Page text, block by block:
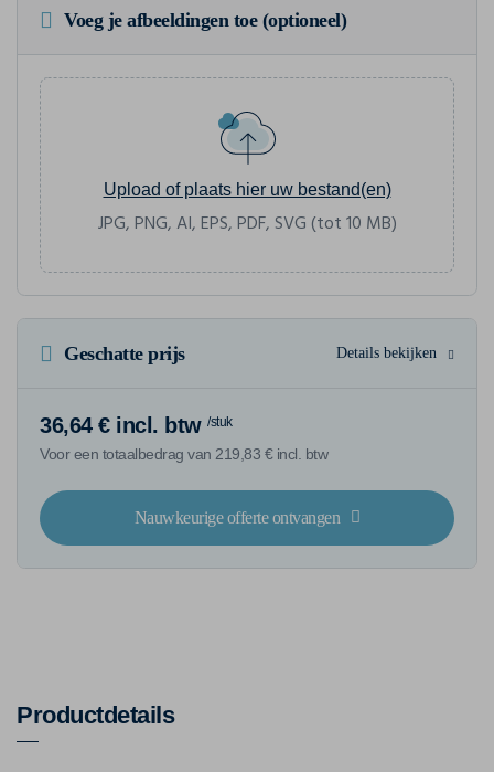
Voeg je afbeeldingen toe (optioneel)
Upload of plaats hier uw bestand(en)
JPG, PNG, AI, EPS, PDF, SVG (tot 10 MB)
Geschatte prijs Details bekijken
36,64 € incl. btw /stuk
Voor een totaalbedrag van 219,83 € incl. btw
Nauwkeurige offerte ontvangen
Productdetails